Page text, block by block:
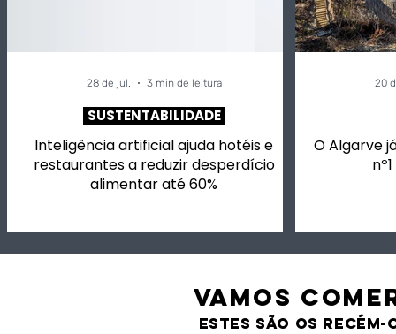
Inteligência artificial ajuda hotéis e
restaurantes a reduzir desperdício
alimentar até 60%
SUSTENTABILIDADE
28 de jul. 3 min de leitura
O Algarve
20
VAMOS
estes são os recém-